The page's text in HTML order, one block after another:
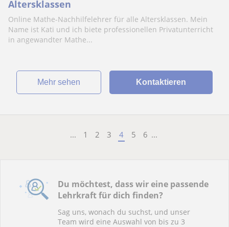
Altersklassen
Online Mathe-Nachhilfelehrer für alle Altersklassen. Mein
Name ist Kati und ich biete professionellen Privatunterricht
in angewandter Mathe...
Mehr sehen Kontaktieren
... 1 2 3 4 5 6 ...
Du möchtest, dass wir eine passende
Lehrkraft für dich finden?
Sag uns, wonach du suchst, und unser
Team wird eine Auswahl von bis zu 3